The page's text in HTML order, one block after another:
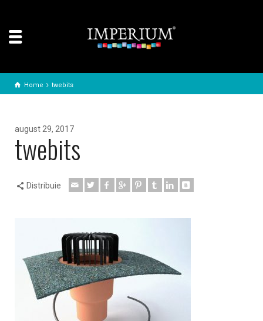
Home twebits
august 29, 2017
twebits
Distribuie